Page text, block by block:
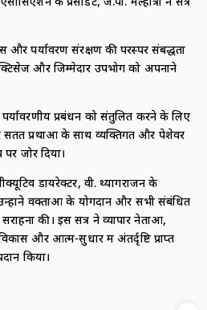
पर्यावरण संरक्षण की परस्पर संबद्धता
और जिम्मेदार उपभोग को अपनाने
प्रबंधन को संतुलित करने के लिए
सतत प्रथाओं के साथ व्यक्तिगत और पेशेवर
जोर दिया।
डायरेक्टर, वी. थ्यागराजन के
वक्ताओं के योगदान और सभी संबंधित
की। इस सत्र ने व्यापार नेताओं,
और आत्म-सुधार में अंतर्दृष्टि प्राप्त
किया।